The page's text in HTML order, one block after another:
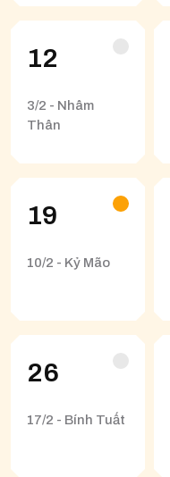
12
3/2 - Nhâm
Thân
19
10/2 - Kỷ Mão
26
17/2 - Bính Tuất